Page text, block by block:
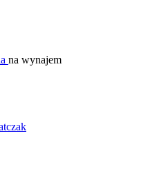
na wynajem